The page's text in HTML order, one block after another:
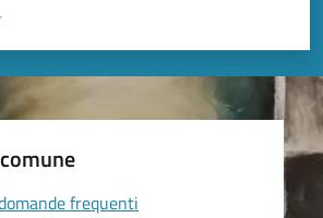
pagina
5 stelle su 5
stelle su 5
su 5
5
frequenti